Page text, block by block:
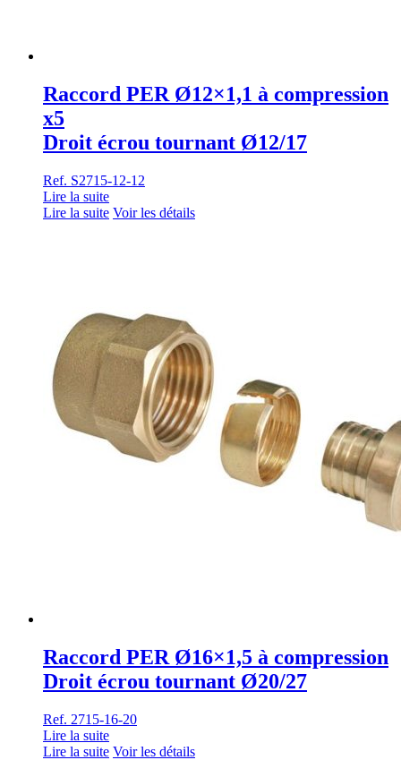
Raccord PER Ø12×1,1 à compression
x5
Droit écrou tournant Ø12/17
Ref. S2715-12-12
Lire la suite
Lire la suite Voir les détails
Raccord PER Ø16×1,5 à compression
Droit écrou tournant Ø20/27
Ref. 2715-16-20
Lire la suite
Lire la suite Voir les détails